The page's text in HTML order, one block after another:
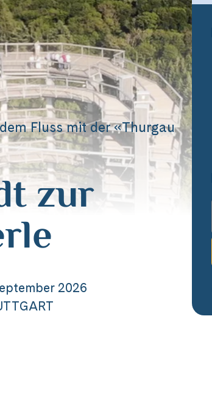
Fluss mit der «Thurgau
zur
2026